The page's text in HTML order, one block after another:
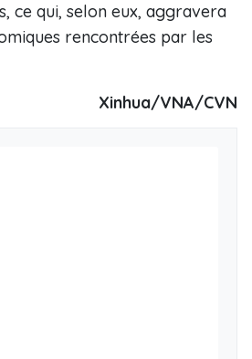
ce qui, selon eux, aggravera
rencontrées par les
Xinhua/VNA/CVN